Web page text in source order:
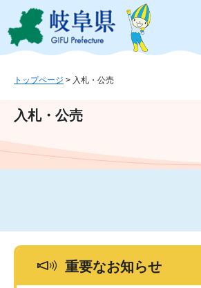
ジ
ュ
文
このページの本文へ
トップページ > 入札・公売
入札・公売
重要なお知らせ